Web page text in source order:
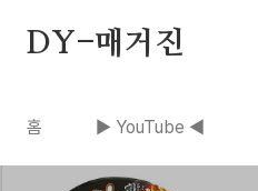
DY-매거진
홈 ▶ YouTube ◀